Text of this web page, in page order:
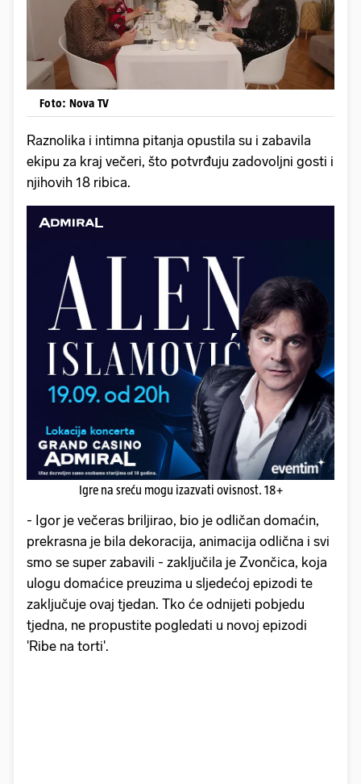
Foto: Nova TV
Raznolika i intimna pitanja opustila su i zabavila
ekipu za kraj večeri, što potvrđuju zadovoljni gosti i
njihovih 18 ribica.
Igre na sreću mogu izazvati ovisnost. 18+
- Igor je večeras briljirao, bio je odličan domaćin,
prekrasna je bila dekoracija, animacija odlična i svi
smo se super zabavili - zaključila je Zvončica, koja
ulogu domaćice preuzima u sljedećoj epizodi te
zaključuje ovaj tjedan. Tko će odnijeti pobjedu
tjedna, ne propustite pogledati u novoj epizodi
'Ribe na torti'.